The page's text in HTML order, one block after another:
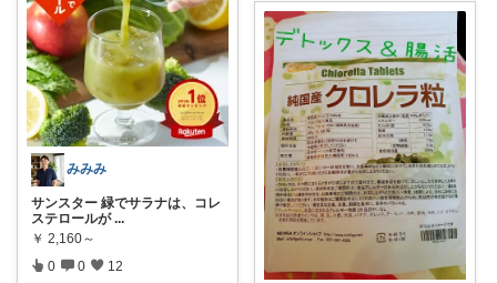
みみみ
サンスター 緑でサラナは、コレ
ステロールが ...
￥ 2,160～
0 0 12